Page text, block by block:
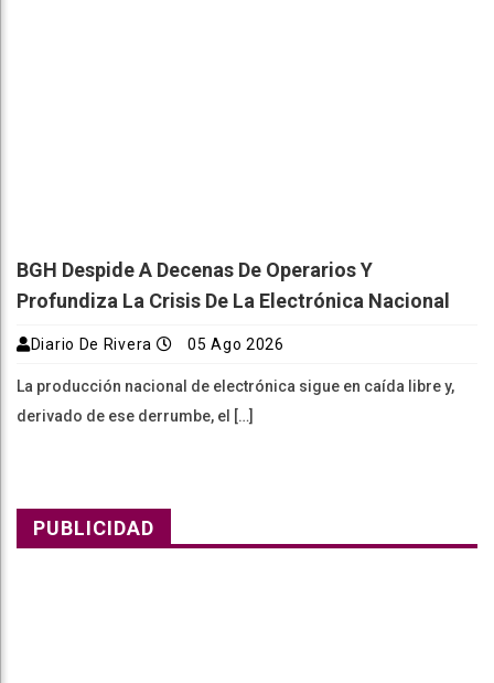
BGH Despide A Decenas De Operarios Y
Profundiza La Crisis De La Electrónica Nacional
Diario De Rivera 05 Ago 2026
La producción nacional de electrónica sigue en caída libre y,
derivado de ese derrumbe, el […]
PUBLICIDAD